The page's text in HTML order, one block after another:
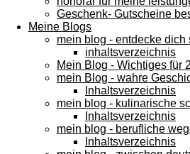
Geschenk- Gutscheine
Meine Blogs
mein blog - entdecke dich
inhaltsverzeichnis
Mein Blog - Wichtiges für
mein Blog - wahre
Inhaltsverzeichnis
mein blog - kulinarische
Inhaltsverzeichnis
mein blog - berufliche
Inhaltsverzeichnis